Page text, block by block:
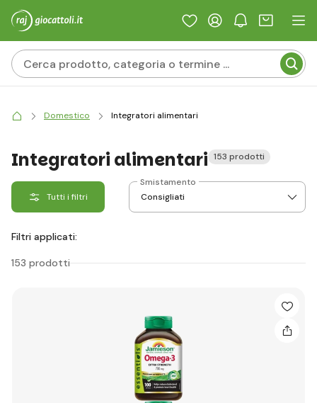
Domestico Integratori alimentari
Integratori alimentari 153 prodotti
Tutti i filtri
Smistamento
Filtri applicati:
153 prodotti